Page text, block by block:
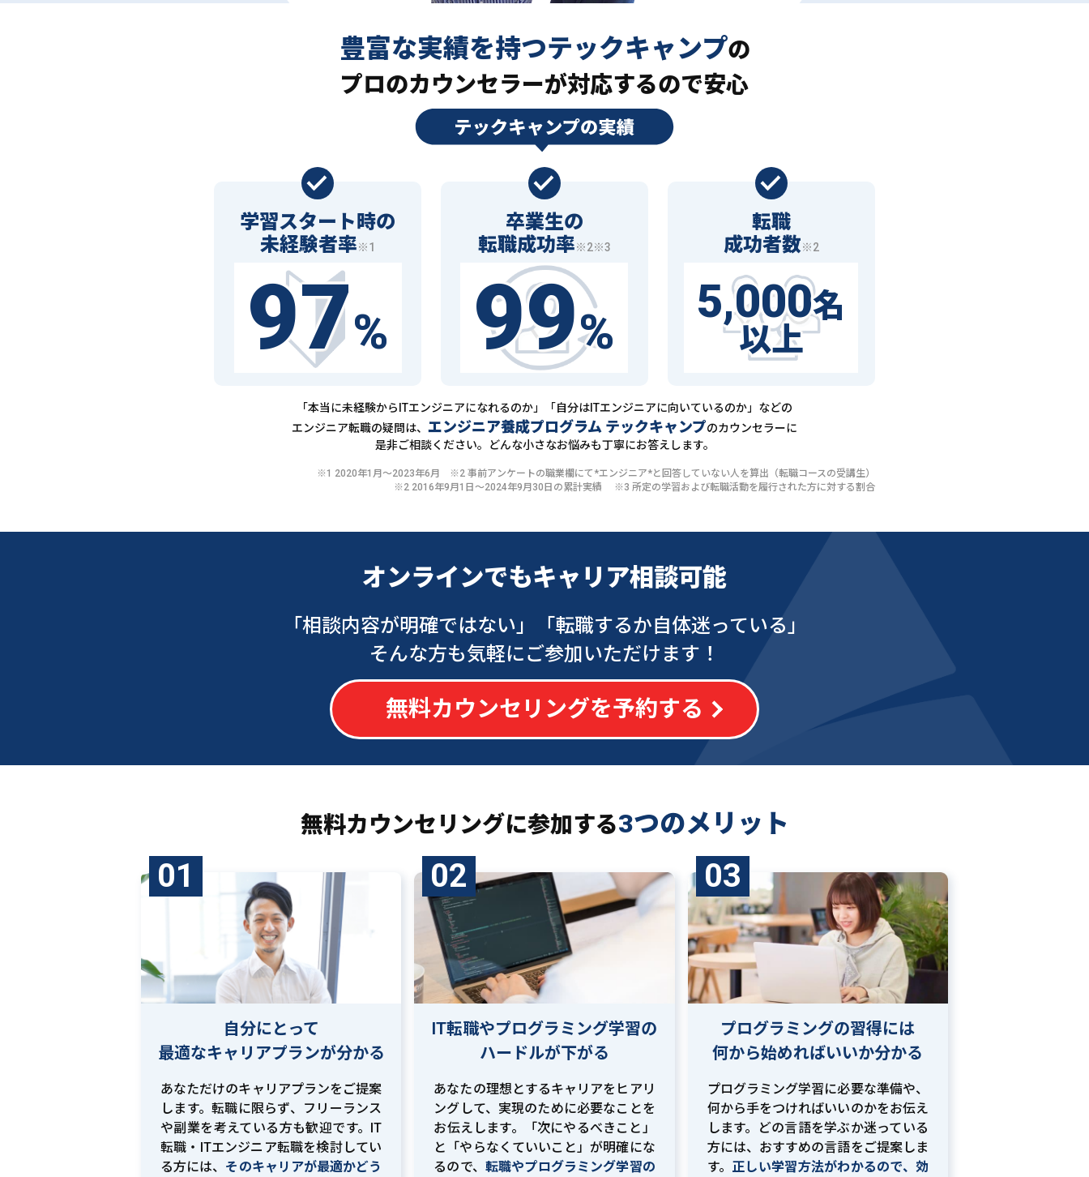
豊富な実績を持つテックキャンプの
プロのカウンセラーが対応するので安心
学習スタート時の
未経験者率※1
97%
卒業生の
転職成功率※2※3
99%
転職
成功者数※2
5,000名
以上
「本当に未経験からITエンジニアになれるのか」「自分はITエンジニアに向いているのか」などの
エンジニア転職の疑問は、 エンジニア養成プログラム テックキャンプのカウンセラーに
是非ご相談ください。どんな小さなお悩みも丁寧にお答えします。
※1 2020年1月〜2023年6月 ※2 事前アンケートの職業欄にて*エンジニア*と回答していない人を算出（転職コースの受講生）
※2 2016年9月1日〜2024年9月30日の累計実績 ※3 所定の学習および転職活動を履行された方に対する割合
オンラインでもキャリア相談可能
「相談内容が明確ではない」
「転職するか自体迷っている」
そんな方も気軽にご参加いただけます！
無料カウンセリングを予約する
無料カウンセリングに参加する3つのメリット
01
自分にとって
最適なキャリアプランが分かる
あなただけのキャリアプランをご提案
します。転職に限らず、フリーランス
や副業を考えている方も歓迎です。IT
転職・ITエンジニア転職を検討してい
る方には、 そのキャリアが最適かどう
02
IT転職やプログラミング学習の
ハードルが下がる
あなたの理想とするキャリアをヒアリ
ングして、実現のために必要なことを
お伝えします。「次にやるべきこと」
と「やらなくていいこと」が明確にな
るので、 転職やプログラミング学習の
03
プログラミングの習得には
何から始めればいいか分かる
プログラミング学習に必要な準備や、
何から手をつければいいのかをお伝え
します。どの言語を学ぶか迷っている
方には、おすすめの言語をご提案しま
す。 正しい学習方法がわかるので、効